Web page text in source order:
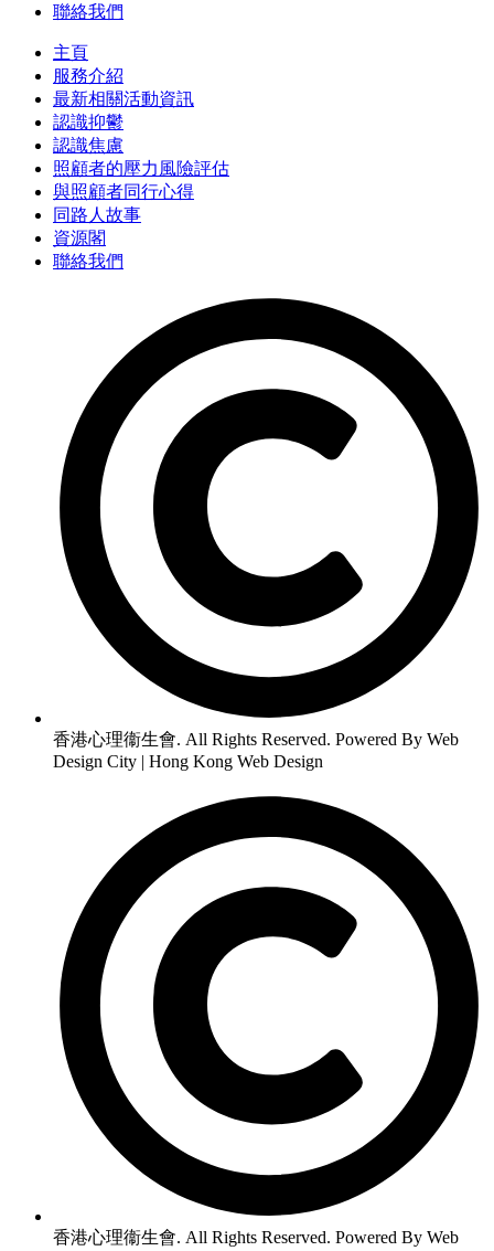
聯絡我們
主頁
服務介紹
最新相關活動資訊
認識抑鬱
認識焦慮
照顧者的壓力風險評估
與照顧者同行心得
同路人故事
資源閣
聯絡我們
香港心理衞生會. All Rights Reserved. Powered By Web
Design City | Hong Kong Web Design
香港心理衞生會. All Rights Reserved. Powered By Web